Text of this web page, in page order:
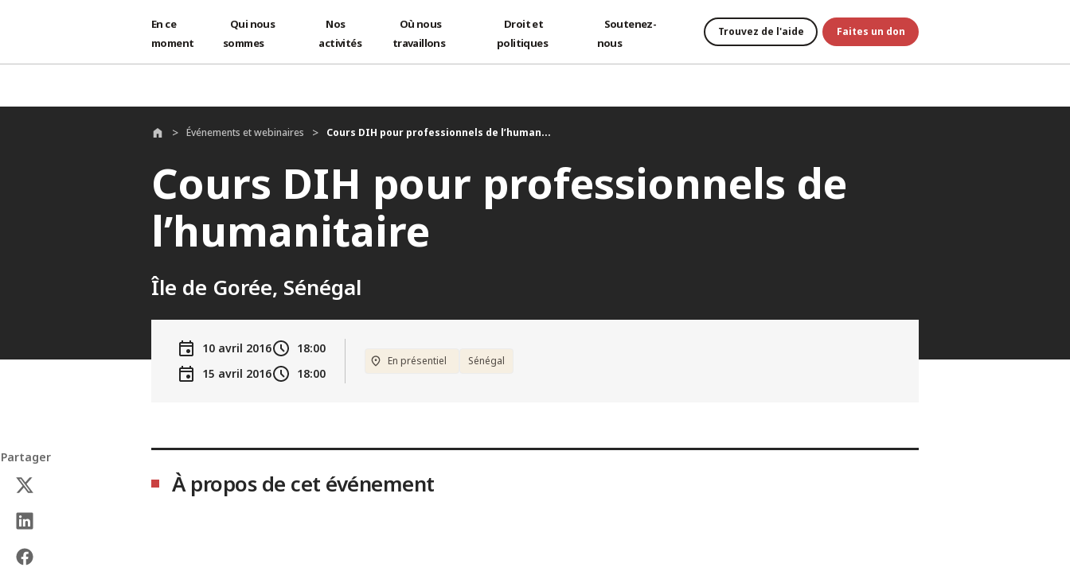
En ce
moment
Qui nous
sommes
Nos
activités
Où nous
travaillons
Droit et
politiques
Soutenez-
nous
Trouvez de l'aide Faites un don
Événements et webinaires Cours DIH pour professionnels de l’human...
Cours DIH pour professionnels de
l’humanitaire
Île de Gorée, Sénégal
10 avril 2016
18:00
15 avril 2016
18:00
En présentiel Sénégal
À propos de cet événement
Partager